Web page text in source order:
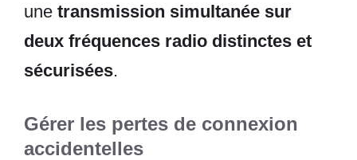
une transmission simultanée sur
deux fréquences radio distinctes et
sécurisées.
Gérer les pertes de connexion
accidentelles